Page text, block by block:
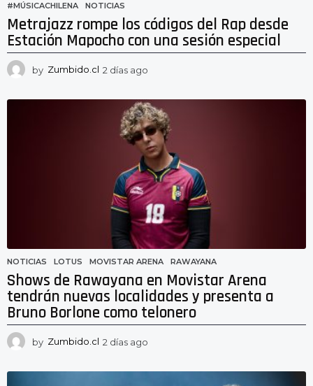
#MÚSICACHILENA ,NOTICIAS
Metrajazz rompe los códigos del Rap desde
Estación Mapocho con una sesión especial
by Zumbido.cl 2 días ago
a
s
a
g
o
NOTICIAS LOTUS ,MOVISTAR ARENA ,RAWAYANA
Shows de Rawayana en Movistar Arena
tendrán nuevas localidades y presenta a
Bruno Borlone como telonero
by Zumbido.cl 2 días ago